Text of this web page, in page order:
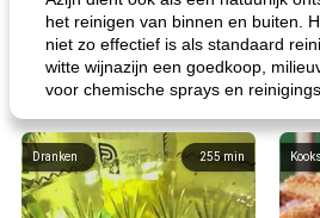
het reinigen van binnen en buiten.
niet zo effectief is als standaard
witte wijnazijn een goedkoop,
voor chemische sprays en
255min
Dranken